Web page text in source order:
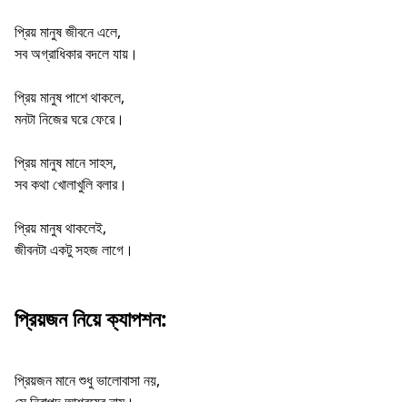
প্রিয় মানুষ জীবনে এলে,
সব অগ্রাধিকার বদলে যায়।
প্রিয় মানুষ পাশে থাকলে,
মনটা নিজের ঘরে ফেরে।
প্রিয় মানুষ মানে সাহস,
সব কথা খোলাখুলি বলার।
প্রিয় মানুষ থাকলেই,
জীবনটা একটু সহজ লাগে।
প্রিয়জন নিয়ে ক্যাপশন:
প্রিয়জন মানে শুধু ভালোবাসা নয়,